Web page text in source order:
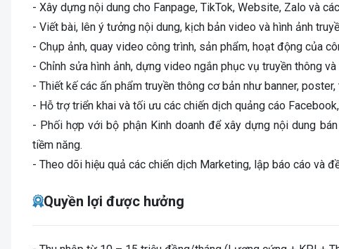
- Xây dựng nội dung cho Fanpage, TikTok, Website, Zalo và
- Viết bài, lên ý tưởng nội dung, kịch bản video và hình ảnh
- Chụp ảnh, quay video công trình, sản phẩm, hoạt động của
- Chỉnh sửa hình ảnh, dựng video ngắn phục vụ truyền thông và
- Thiết kế các ấn phẩm truyền thông cơ bản như banner, poster,
- Hỗ trợ triển khai và tối ưu các chiến dịch quảng cáo
- Phối hợp với bộ phận Kinh doanh để xây dựng nội dung
tiềm năng.
- Theo dõi hiệu quả các chiến dịch Marketing, lập báo cáo và
Quyền lợi được hưởng